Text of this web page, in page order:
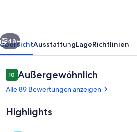
Weinbergs
Weiter
48+
ÜbersichtAusstattungLageRichtlinien
Bewertungen
1010 von 10.
Außergewöhnlich
Alle 89 Bewertungen anzeigen
Highlights